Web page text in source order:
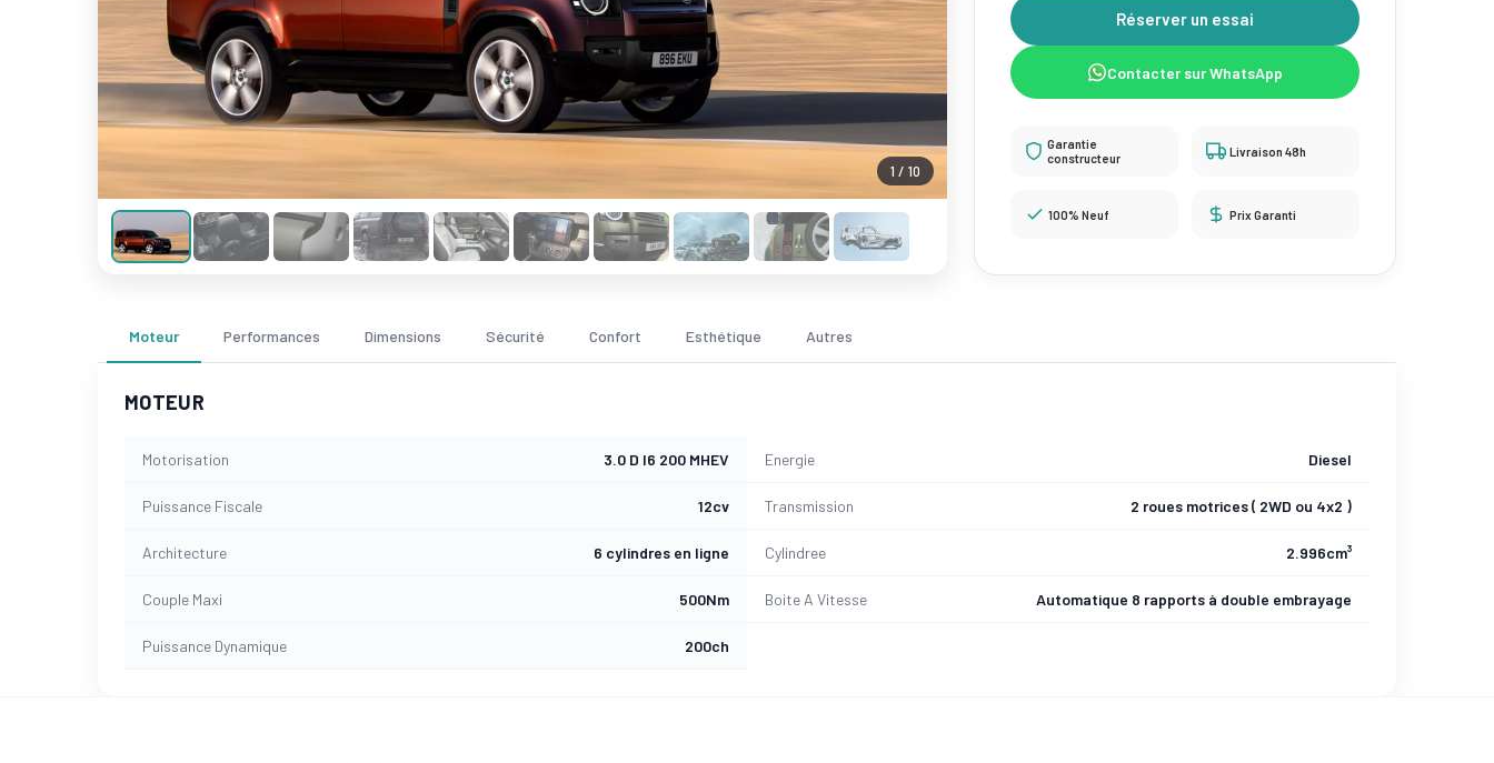
1 / 10
Réserver un essai
Contacter sur WhatsApp
Garantie
constructeur
Livraison 48h
100% Neuf Prix Garanti
Moteur Performances Dimensions Sécurité Confort Esthétique Autres
MOTEUR
Motorisation 3.0 D I6 200 MHEV Energie Diesel
Puissance Fiscale 12cv Transmission 2 roues motrices ( 2WD ou 4x2 )
Architecture 6 cylindres en ligne Cylindree 2.996cm³
Couple Maxi 500Nm Boite A Vitesse Automatique 8 rapports à double embrayage
Puissance Dynamique 200ch